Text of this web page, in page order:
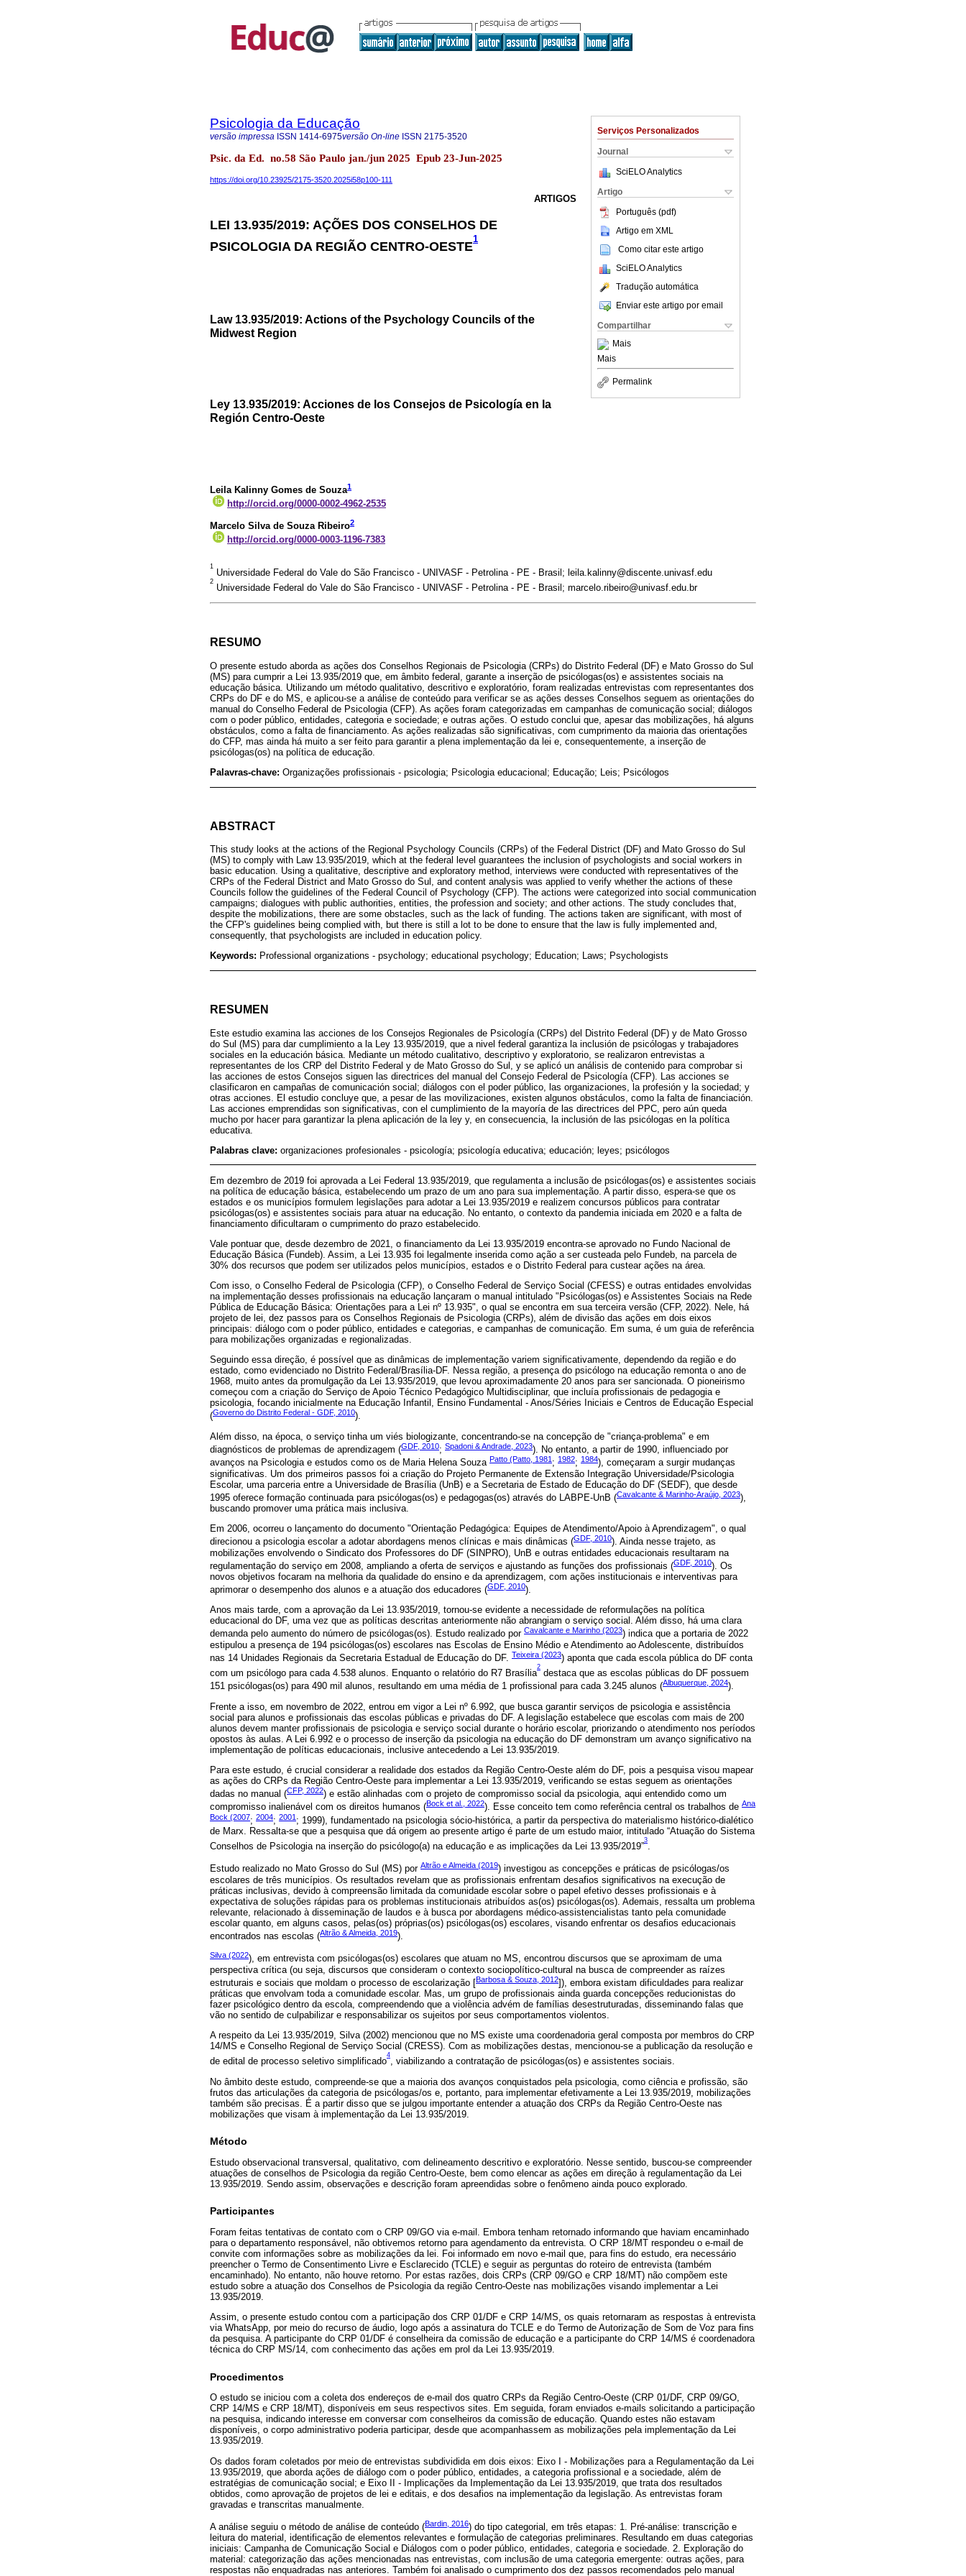
Serviços Personalizados
Journal
SciELO Analytics
Artigo
Português (pdf)
Artigo em XML
Como citar este artigo
SciELO Analytics
Tradução automática
Enviar este artigo por email
Compartilhar
Mais
Mais
Permalink
Psicologia da Educação
versão impressa ISSN 1414-6975versão On-line ISSN 2175-3520
Psic. da Ed. no.58 São Paulo jan./jun 2025 Epub 23-Jun-2025
https://doi.org/10.23925/2175-3520.2025i58p100-111
ARTIGOS
LEI 13.935/2019: AÇÕES DOS CONSELHOS DE
PSICOLOGIA DA REGIÃO CENTRO-OESTE
1
Law 13.935/2019: Actions of the Psychology Councils of the
Midwest Region
Ley 13.935/2019: Acciones de los Consejos de Psicología en la
Región Centro-Oeste
Leila Kalinny Gomes de Souza1
http://orcid.org/0000-0002-4962-2535
Marcelo Silva de Souza Ribeiro2
http://orcid.org/0000-0003-1196-7383
1
Universidade Federal do Vale do São Francisco - UNIVASF - Petrolina - PE - Brasil; leila.kalinny@discente.univasf.edu
2
Universidade Federal do Vale do São Francisco - UNIVASF - Petrolina - PE - Brasil; marcelo.ribeiro@univasf.edu.br
RESUMO
O presente estudo aborda as ações dos Conselhos Regionais de Psicologia (CRPs) do Distrito Federal (DF) e Mato Grosso do Sul
(MS) para cumprir a Lei 13.935/2019 que, em âmbito federal, garante a inserção de psicólogas(os) e assistentes sociais na
educação básica. Utilizando um método qualitativo, descritivo e exploratório, foram realizadas entrevistas com representantes dos
CRPs do DF e do MS, e aplicou-se a análise de conteúdo para verificar se as ações desses Conselhos seguem as orientações do
manual do Conselho Federal de Psicologia (CFP). As ações foram categorizadas em campanhas de comunicação social; diálogos
com o poder público, entidades, categoria e sociedade; e outras ações. O estudo conclui que, apesar das mobilizações, há alguns
obstáculos, como a falta de financiamento. As ações realizadas são significativas, com cumprimento da maioria das orientações
do CFP, mas ainda há muito a ser feito para garantir a plena implementação da lei e, consequentemente, a inserção de
psicólogas(os) na política de educação.
Palavras-chave: Organizações profissionais - psicologia; Psicologia educacional; Educação; Leis; Psicólogos
ABSTRACT
This study looks at the actions of the Regional Psychology Councils (CRPs) of the Federal District (DF) and Mato Grosso do Sul
(MS) to comply with Law 13.935/2019, which at the federal level guarantees the inclusion of psychologists and social workers in
basic education. Using a qualitative, descriptive and exploratory method, interviews were conducted with representatives of the
CRPs of the Federal District and Mato Grosso do Sul, and content analysis was applied to verify whether the actions of these
Councils follow the guidelines of the Federal Council of Psychology (CFP). The actions were categorized into social communication
campaigns; dialogues with public authorities, entities, the profession and society; and other actions. The study concludes that,
despite the mobilizations, there are some obstacles, such as the lack of funding. The actions taken are significant, with most of
the CFP's guidelines being complied with, but there is still a lot to be done to ensure that the law is fully implemented and,
consequently, that psychologists are included in education policy.
Keywords: Professional organizations - psychology; educational psychology; Education; Laws; Psychologists
RESUMEN
Este estudio examina las acciones de los Consejos Regionales de Psicología (CRPs) del Distrito Federal (DF) y de Mato Grosso
do Sul (MS) para dar cumplimiento a la Ley 13.935/2019, que a nivel federal garantiza la inclusión de psicólogas y trabajadores
sociales en la educación básica. Mediante un método cualitativo, descriptivo y exploratorio, se realizaron entrevistas a
representantes de los CRP del Distrito Federal y de Mato Grosso do Sul, y se aplicó un análisis de contenido para comprobar si
las acciones de estos Consejos siguen las directrices del manual del Consejo Federal de Psicología (CFP). Las acciones se
clasificaron en campañas de comunicación social; diálogos con el poder público, las organizaciones, la profesión y la sociedad; y
otras acciones. El estudio concluye que, a pesar de las movilizaciones, existen algunos obstáculos, como la falta de financiación.
Las acciones emprendidas son significativas, con el cumplimiento de la mayoría de las directrices del PPC, pero aún queda
mucho por hacer para garantizar la plena aplicación de la ley y, en consecuencia, la inclusión de las psicólogas en la política
educativa.
Palabras clave: organizaciones profesionales - psicología; psicología educativa; educación; leyes; psicólogos
Em dezembro de 2019 foi aprovada a Lei Federal 13.935/2019, que regulamenta a inclusão de psicólogas(os) e assistentes sociais
na política de educação básica, estabelecendo um prazo de um ano para sua implementação. A partir disso, espera-se que os
estados e os municípios formulem legislações para adotar a Lei 13.935/2019 e realizem concursos públicos para contratar
psicólogas(os) e assistentes sociais para atuar na educação. No entanto, o contexto da pandemia iniciada em 2020 e a falta de
financiamento dificultaram o cumprimento do prazo estabelecido.
Vale pontuar que, desde dezembro de 2021, o financiamento da Lei 13.935/2019 encontra-se aprovado no Fundo Nacional de
Educação Básica (Fundeb). Assim, a Lei 13.935 foi legalmente inserida como ação a ser custeada pelo Fundeb, na parcela de
30% dos recursos que podem ser utilizados pelos municípios, estados e o Distrito Federal para custear ações na área.
Com isso, o Conselho Federal de Psicologia (CFP), o Conselho Federal de Serviço Social (CFESS) e outras entidades envolvidas
na implementação desses profissionais na educação lançaram o manual intitulado "Psicólogas(os) e Assistentes Sociais na Rede
Pública de Educação Básica: Orientações para a Lei nº 13.935", o qual se encontra em sua terceira versão (CFP, 2022). Nele, há
projeto de lei, dez passos para os Conselhos Regionais de Psicologia (CRPs), além de divisão das ações em dois eixos
principais: diálogo com o poder público, entidades e categorias, e campanhas de comunicação. Em suma, é um guia de referência
para mobilizações organizadas e regionalizadas.
Seguindo essa direção, é possível que as dinâmicas de implementação variem significativamente, dependendo da região e do
estado, como evidenciado no Distrito Federal/Brasília-DF. Nessa região, a presença do psicólogo na educação remonta o ano de
1968, muito antes da promulgação da Lei 13.935/2019, que levou aproximadamente 20 anos para ser sancionada. O pioneirismo
começou com a criação do Serviço de Apoio Técnico Pedagógico Multidisciplinar, que incluía profissionais de pedagogia e
psicologia, focando inicialmente na Educação Infantil, Ensino Fundamental - Anos/Séries Iniciais e Centros de Educação Especial
(Governo do Distrito Federal - GDF, 2010).
Além disso, na época, o serviço tinha um viés biologizante, concentrando-se na concepção de "criança-problema" e em
diagnósticos de problemas de aprendizagem (GDF, 2010; Spadoni & Andrade, 2023). No entanto, a partir de 1990, influenciado por
avanços na Psicologia e estudos como os de Maria Helena Souza Patto (Patto, 1981 ; 1982; 1984), começaram a surgir mudanças
significativas. Um dos primeiros passos foi a criação do Projeto Permanente de Extensão Integração Universidade/Psicologia
Escolar, uma parceria entre a Universidade de Brasília (UnB) e a Secretaria de Estado de Educação do DF (SEDF), que desde
1995 oferece formação continuada para psicólogas(os) e pedagogas(os) através do LABPE-UnB (Cavalcante & Marinho-Araújo, 2023),
buscando promover uma prática mais inclusiva.
Em 2006, ocorreu o lançamento do documento "Orientação Pedagógica: Equipes de Atendimento/Apoio à Aprendizagem", o qual
direcionou a psicologia escolar a adotar abordagens menos clínicas e mais dinâmicas (GDF, 2010). Ainda nesse trajeto, as
mobilizações envolvendo o Sindicato dos Professores do DF (SINPRO), UnB e outras entidades educacionais resultaram na
regulamentação do serviço em 2008, ampliando a oferta de serviços e ajustando as funções dos profissionais (GDF, 2010). Os
novos objetivos focaram na melhoria da qualidade do ensino e da aprendizagem, com ações institucionais e interventivas para
aprimorar o desempenho dos alunos e a atuação dos educadores (GDF, 2010).
Anos mais tarde, com a aprovação da Lei 13.935/2019, tornou-se evidente a necessidade de reformulações na política
educacional do DF, uma vez que as políticas descritas anteriormente não abrangiam o serviço social. Além disso, há uma clara
demanda pelo aumento do número de psicólogas(os). Estudo realizado por Cavalcante e Marinho (2023) indica que a portaria de 2022
estipulou a presença de 194 psicólogas(os) escolares nas Escolas de Ensino Médio e Atendimento ao Adolescente, distribuídos
nas 14 Unidades Regionais da Secretaria Estadual de Educação do DF. Teixeira (2023) aponta que cada escola pública do DF conta
com um psicólogo para cada 4.538 alunos. Enquanto o relatório do R7 Brasília
2
destaca que as escolas públicas do DF possuem
151 psicólogas(os) para 490 mil alunos, resultando em uma média de 1 profissional para cada 3.245 alunos (Albuquerque, 2024).
Frente a isso, em novembro de 2022, entrou em vigor a Lei nº 6.992, que busca garantir serviços de psicologia e assistência
social para alunos e profissionais das escolas públicas e privadas do DF. A legislação estabelece que escolas com mais de 200
alunos devem manter profissionais de psicologia e serviço social durante o horário escolar, priorizando o atendimento nos períodos
opostos às aulas. A Lei 6.992 e o processo de inserção da psicologia na educação do DF demonstram um avanço significativo na
implementação de políticas educacionais, inclusive antecedendo a Lei 13.935/2019.
Para este estudo, é crucial considerar a realidade dos estados da Região Centro-Oeste além do DF, pois a pesquisa visou mapear
as ações do CRPs da Região Centro-Oeste para implementar a Lei 13.935/2019, verificando se estas seguem as orientações
dadas no manual (CFP, 2022) e estão alinhadas com o projeto de compromisso social da psicologia, aqui entendido como um
compromisso inalienável com os direitos humanos (Bock et al., 2022). Esse conceito tem como referência central os trabalhos de Ana
Bock (2007; 2004; 2001 ; 1999), fundamentado na psicologia sócio-histórica, a partir da perspectiva do materialismo histórico-dialético
de Marx. Ressalta-se que a pesquisa que dá origem ao presente artigo é parte de um estudo maior, intitulado “Atuação do Sistema
Conselhos de Psicologia na inserção do psicólogo(a) na educação e as implicações da Lei 13.935/2019”
3
.
Estudo realizado no Mato Grosso do Sul (MS) por Altrão e Almeida (2019) investigou as concepções e práticas de psicólogas/os
escolares de três municípios. Os resultados revelam que as profissionais enfrentam desafios significativos na execução de
práticas inclusivas, devido à compreensão limitada da comunidade escolar sobre o papel efetivo desses profissionais e à
expectativa de soluções rápidas para os problemas institucionais atribuídos as(os) psicólogas(os). Ademais, ressalta um problema
relevante, relacionado à disseminação de laudos e à busca por abordagens médico-assistencialistas tanto pela comunidade
escolar quanto, em alguns casos, pelas(os) próprias(os) psicólogas(os) escolares, visando enfrentar os desafios educacionais
encontrados nas escolas (Altrão & Almeida, 2019).
Silva (2022), em entrevista com psicólogas(os) escolares que atuam no MS, encontrou discursos que se aproximam de uma
perspectiva crítica (ou seja, discursos que consideram o contexto sociopolítico-cultural na busca de compreender as raízes
estruturais e sociais que moldam o processo de escolarização [Barbosa & Souza, 2012]), embora existam dificuldades para realizar
práticas que envolvam toda a comunidade escolar. Mas, um grupo de profissionais ainda guarda concepções reducionistas do
fazer psicológico dentro da escola, compreendendo que a violência advém de famílias desestruturadas, disseminando falas que
vão no sentido de culpabilizar e responsabilizar os sujeitos por seus comportamentos violentos.
A respeito da Lei 13.935/2019, Silva (2002) mencionou que no MS existe uma coordenadoria geral composta por membros do CRP
14/MS e Conselho Regional de Serviço Social (CRESS). Com as mobilizações destas, mencionou-se a publicação da resolução e
de edital de processo seletivo simplificado
4
, viabilizando a contratação de psicólogas(os) e assistentes sociais.
No âmbito deste estudo, compreende-se que a maioria dos avanços conquistados pela psicologia, como ciência e profissão, são
frutos das articulações da categoria de psicólogas/os e, portanto, para implementar efetivamente a Lei 13.935/2019, mobilizações
também são precisas. É a partir disso que se julgou importante entender a atuação dos CRPs da Região Centro-Oeste nas
mobilizações que visam à implementação da Lei 13.935/2019.
Método
Estudo observacional transversal, qualitativo, com delineamento descritivo e exploratório. Nesse sentido, buscou-se compreender
atuações de conselhos de Psicologia da região Centro-Oeste, bem como elencar as ações em direção à regulamentação da Lei
13.935/2019. Sendo assim, observações e descrição foram apreendidas sobre o fenômeno ainda pouco explorado.
Participantes
Foram feitas tentativas de contato com o CRP 09/GO via e-mail. Embora tenham retornado informando que haviam encaminhado
para o departamento responsável, não obtivemos retorno para agendamento da entrevista. O CRP 18/MT respondeu o e-mail de
convite com informações sobre as mobilizações da lei. Foi informado em novo e-mail que, para fins do estudo, era necessário
preencher o Termo de Consentimento Livre e Esclarecido (TCLE) e seguir as perguntas do roteiro de entrevista (também
encaminhado). No entanto, não houve retorno. Por estas razões, dois CRPs (CRP 09/GO e CRP 18/MT) não compõem este
estudo sobre a atuação dos Conselhos de Psicologia da região Centro-Oeste nas mobilizações visando implementar a Lei
13.935/2019.
Assim, o presente estudo contou com a participação dos CRP 01/DF e CRP 14/MS, os quais retornaram as respostas à entrevista
via WhatsApp, por meio do recurso de áudio, logo após a assinatura do TCLE e do Termo de Autorização de Som de Voz para fins
da pesquisa. A participante do CRP 01/DF é conselheira da comissão de educação e a participante do CRP 14/MS é coordenadora
técnica do CRP MS/14, com conhecimento das ações em prol da Lei 13.935/2019.
Procedimentos
O estudo se iniciou com a coleta dos endereços de e-mail dos quatro CRPs da Região Centro-Oeste (CRP 01/DF, CRP 09/GO,
CRP 14/MS e CRP 18/MT), disponíveis em seus respectivos sites. Em seguida, foram enviados e-mails solicitando a participação
na pesquisa, indicando interesse em conversar com conselheiros da comissão de educação. Quando estes não estavam
disponíveis, o corpo administrativo poderia participar, desde que acompanhassem as mobilizações pela implementação da Lei
13.935/2019.
Os dados foram coletados por meio de entrevistas subdividida em dois eixos: Eixo I - Mobilizações para a Regulamentação da Lei
13.935/2019, que aborda ações de diálogo com o poder público, entidades, a categoria profissional e a sociedade, além de
estratégias de comunicação social; e Eixo II - Implicações da Implementação da Lei 13.935/2019, que trata dos resultados
obtidos, como aprovação de projetos de lei e editais, e dos desafios na implementação da legislação. As entrevistas foram
gravadas e transcritas manualmente.
A análise seguiu o método de análise de conteúdo (Bardin, 2016) do tipo categorial, em três etapas: 1. Pré-análise: transcrição e
leitura do material, identificação de elementos relevantes e formulação de categorias preliminares. Resultando em duas categorias
iniciais: Campanha de Comunicação Social e Diálogos com o poder público, entidades, categoria e sociedade. 2. Exploração do
material: categorização das ações mencionadas nas entrevistas, com inclusão de uma categoria emergente: outras ações, para
respostas não enquadradas nas anteriores. Também foi analisado o cumprimento dos dez passos recomendados pelo manual